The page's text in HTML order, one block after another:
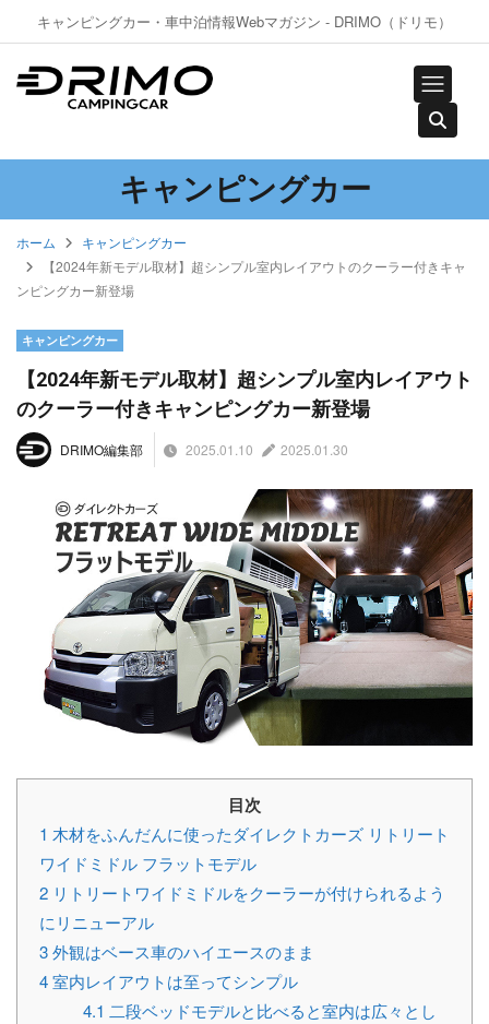
キャンピングカー・車中泊情報Webマガジン - DRIMO（ドリモ）
キャンピングカー
ホーム
キャンピングカー
【2024年新モデル取材】超シンプル室内レイアウトのクーラー付きキャ
ンピングカー新登場
キャンピングカー
【2024年新モデル取材】超シンプル室内レイアウト
のクーラー付きキャンピングカー新登場
DRIMO編集部 2025.01.10 2025.01.30
目次
1 木材をふんだんに使ったダイレクトカーズ リトリート
ワイドミドル フラットモデル
2 リトリートワイドミドルをクーラーが付けられるよう
にリニューアル
3外観はベース車のハイエースのまま
4室内レイアウトは至ってシンプル
4.1 二段ベッドモデルと比べると室内は広々とし